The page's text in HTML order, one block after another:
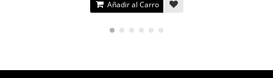
Añadir al Carro